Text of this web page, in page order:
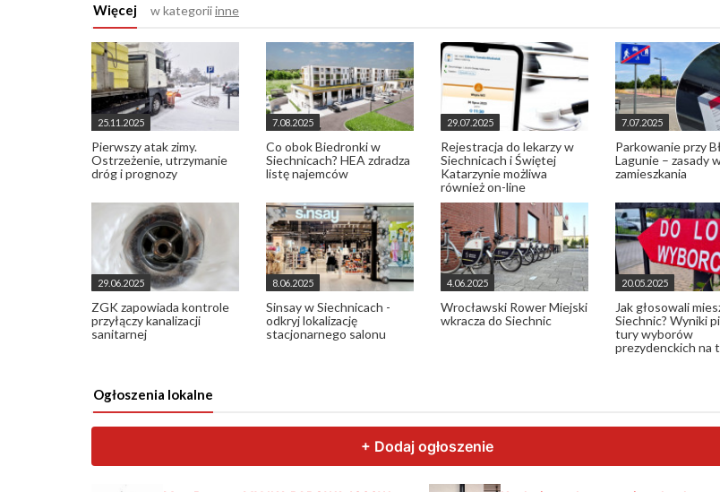
Więcej w kategoriiinne
25.11.2025
Pierwszy atak zimy.
Ostrzeżenie, utrzymanie
dróg i prognozy
7.08.2025
Co obok Biedronki w
Siechnicach? HEA zdradza
listę najemców
29.07.2025
Rejestracja do lekarzy w
Siechnicach i Świętej
Katarzynie możliwa
również on-line
7.07.2025
Parkowanie przy
Lagunie – zasady
zamieszkania
29.06.2025
ZGK zapowiada kontrole
przyłączy kanalizacji
sanitarnej
8.06.2025
Sinsay w Siechnicach -
odkryj lokalizację
stacjonarnego salonu
4.06.2025
Wrocławski Rower Miejski
wkracza do Siechnic
20.05.2025
Jak głosowali
Siechnic? Wyniki
tury wyborów
prezydenckich na
Ogłoszenia lokalne